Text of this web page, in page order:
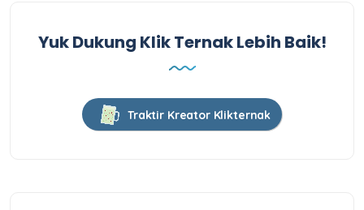
Yuk Dukung Klik Ternak Lebih Baik!
Traktir Kreator Klikternak